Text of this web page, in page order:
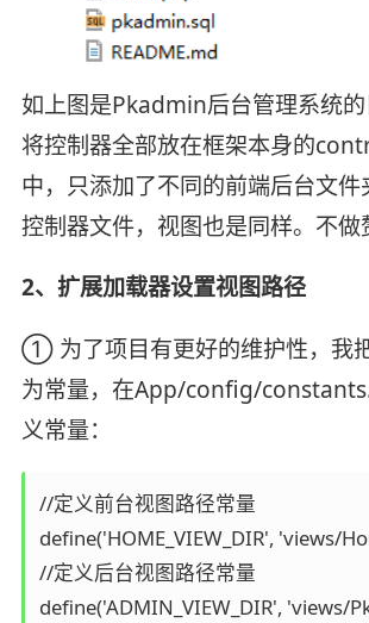
如上图是Pkadmin后台管理系统
将控制器全部放在框架本身的
中，只添加了不同的前端后台文件
控制器文件，视图也是同样。不做
2、扩展加载器设置视图路径
① 为了项目有更好的维护性，我
为常量，在App/config/
义常量：
//定义前台视图路径常量
define('HOME_VIEW_DIR', 'views/
//定义后台视图路径常量
define('ADMIN_VIEW_DIR', 'views/